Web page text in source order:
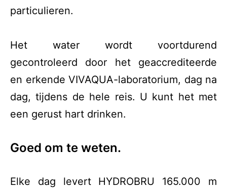
particulieren.
Het water wordt voortdurend
gecontroleerd door het geaccrediteerde
en erkende VIVAQUA-laboratorium, dag na
dag, tijdens de hele reis. U kunt het met
een gerust hart drinken.
Goed om te weten.
Elke dag levert HYDROBRU 165.000 m